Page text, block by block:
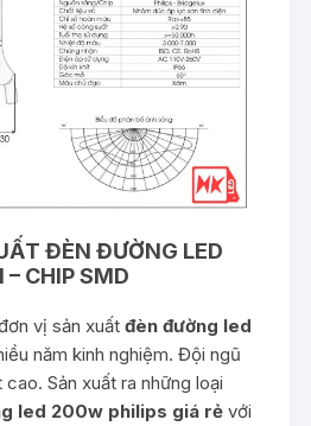
ĐÈN ĐƯỜNG LED
– CHIP SMD
vị sản xuấtđèn đường led
năm kinh nghiệm. Đội ngũ
Sản xuất ra những loại
led 200w philips giá rẻ với